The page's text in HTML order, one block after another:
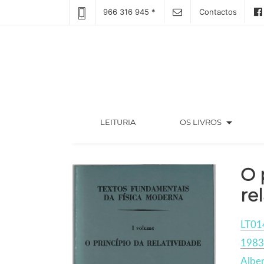
966 316 945 * Contactos
LEITURIA(CURRENT) OS LIVROS arrow_drop_down
O
1983